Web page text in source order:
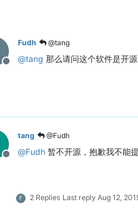
Offline
Fudh @tang
@tang 那么请问这个软件是开
Offline
tang @Fudh
@Fudh 暂不开源，抱歉我不能
F 2 Replies Last reply Aug 12,